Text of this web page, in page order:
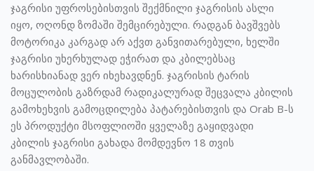
ჯაგრისი უფროსებისთვის შექმნილი ჯაგრისის ასლი
იყო, ოღონდ ზომაში შემცირებული. რადგან ბავშვებს
მოტორიკა კარგად არ აქვთ განვითარებული, ხელში
ჯაგრისი უხერხულად ეჭირათ და კბილებსაც
ხარისხიანად ვერ იხეხავდნენ. ჯაგრისის ტარის
მოცულობის გაზრდამ რადიკალურად შეცვალა კბილის
გამოხეხვის გამოცდილება პატარებისთვის და Orab B-ს
ეს პროდუქტი მსოფლიოში ყველაზე გაყიდვადი
კბილის ჯაგრისი გახადა მომდევნო 18 თვის
განმავლობაში.